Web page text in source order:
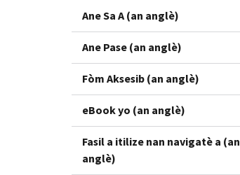
Ane Sa A (an anglè)
Ane Pase (an anglè)
Fòm Aksesib (an anglè)
eBook yo (an anglè)
Fasil a itilize nan navigatè a (an
anglè)